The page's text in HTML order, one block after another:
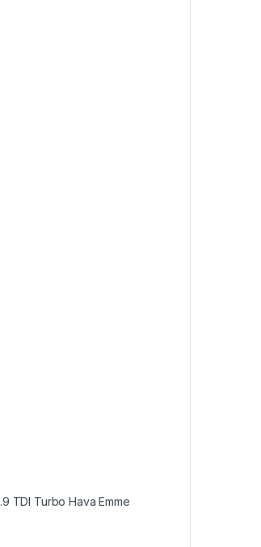
TDI Turbo Hava Emme